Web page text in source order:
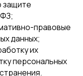
защите
правовые
данных;
их
персональных